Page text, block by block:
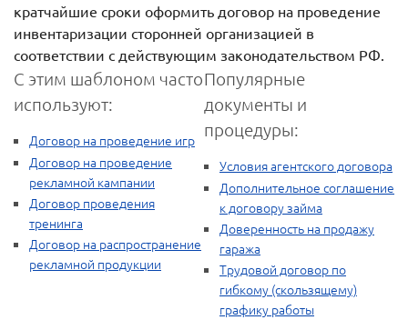
кратчайшие сроки оформить договор на проведение
инвентаризации сторонней организацией в
соответствии с действующим законодательством РФ.
С этим шаблоном часто
используют:
Договор на проведение игр
Договор на проведение
рекламной кампании
Договор проведения
тренинга
Договор на распространение
рекламной продукции
Популярные
документы и
процедуры:
Условия агентского договора
Дополнительное соглашение
к договору займа
Доверенность на продажу
гаража
Трудовой договор по
гибкому (скользящему)
графику работы